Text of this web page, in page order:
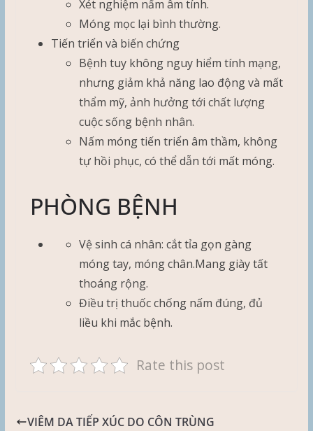
Xét nghiệm nấm âm tính.
Móng mọc lại bình thường.
Tiến triển và biến chứng
Bệnh tuy không nguy hiểm tính mạng,
nhưng giảm khả năng lao động và mất
thẩm mỹ, ảnh hưởng tới chất lượng
cuộc sống bệnh nhân.
Nấm móng tiến triển âm thầm, không
tự hồi phục, có thể dẫn tới mất móng.
PHÒNG BỆNH
Vệ sinh cá nhân: cắt tỉa gọn gàng
móng tay, móng chân.Mang giày tất
thoáng rộng.
Điều trị thuốc chống nấm đúng, đủ
liều khi mắc bệnh.
Rate this post
VIÊM DA TIẾP XÚC DO CÔN TRÙNG